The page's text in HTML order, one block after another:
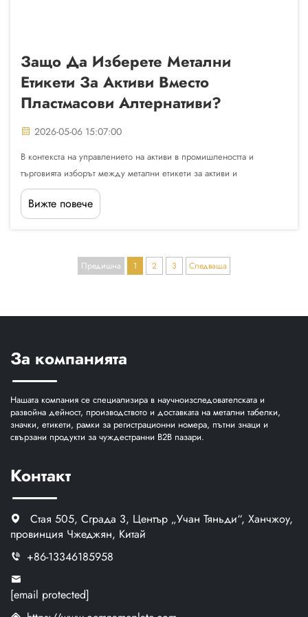
Защо Да Изберете Метални
Етикети За Активи Вместо
Пластмасови Алтернативи?
2026-05-06 15:07:00
В контекста на управлението на активи в промишлеността и
търговията изборът между метални етикети за активи и
пластмасови алтернативи представлява ключово решение, което
влияе върху дългосрочната оперативна ефективност,
икономичността и надеждността на проследяването на активи...
Вижте повече
Предишна 1 2 3 Следваща
За компанията
Нашата компания се специализира в научноизследователската и
развойна дейност, производството и доставката на метални табелки,
значки, етикети, рамки за регистрационни номера, пътни знаци и
свързани продукти за чуждестранни B2B пазари.
Контакт
Стая 505, Сграда 3, Център „Учан Тяньди“, Ханчжоу,
провинция Чжеджян, Китай
+86-13346185958
[email protected]